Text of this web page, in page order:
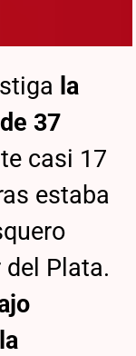
la
37
casi 17
estaba
Plata.